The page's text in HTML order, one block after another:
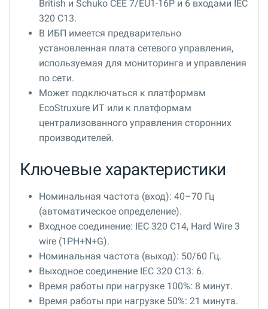
British и Schuko CEE 7/EU1-16P и 6 входами IEC
320 C13.
В ИБП имеется предварительно
установленная плата сетевого управления,
используемая для мониторинга и управления
по сети.
Может подключаться к платформам
EcoStruxure ИТ или к платформам
централизованного управления сторонних
производителей.
Ключевые характеристики
Номинальная частота (вход): 40–70 Гц
(автоматическое определение).
Входное соединение: IEC 320 C14, Hard Wire 3
wire (1PH+N+G).
Номинальная частота (выход): 50/60 Гц.
Выходное соединение IEC 320 C13: 6.
Время работы при нагрузке 100%: 8 минут.
Время работы при нагрузке 50%: 21 минута.